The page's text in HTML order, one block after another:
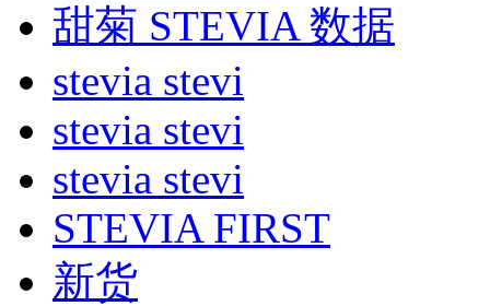
甜菊 STEVIA 数据
stevia stevi
stevia stevi
stevia stevi
STEVIA FIRST
新货